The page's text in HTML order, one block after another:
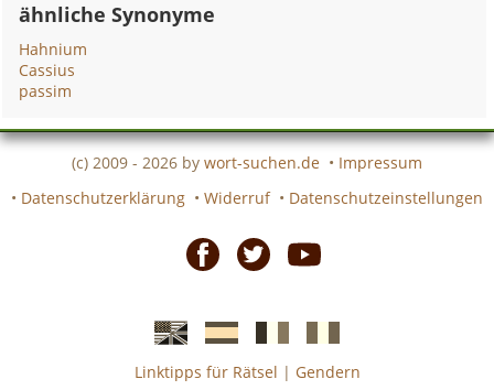
ähnliche Synonyme
Hahnium
Cassius
passim
(c) 2009 - 2026 by wort-suchen.de • Impressum
• Datenschutzerklärung • Widerruf • Datenschutzeinstellungen
EnglischeSpanischefranzösicheitalienische
Linktipps für Rätsel | Gendern